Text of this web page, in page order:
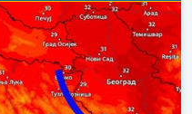
Ređa pojava pljuskova. . .